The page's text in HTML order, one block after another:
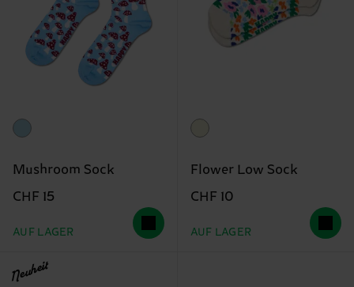
Mushroom Sock
CHF 15
AUF LAGER
Flower Low Sock
CHF 10
AUF LAGER
Neuheit